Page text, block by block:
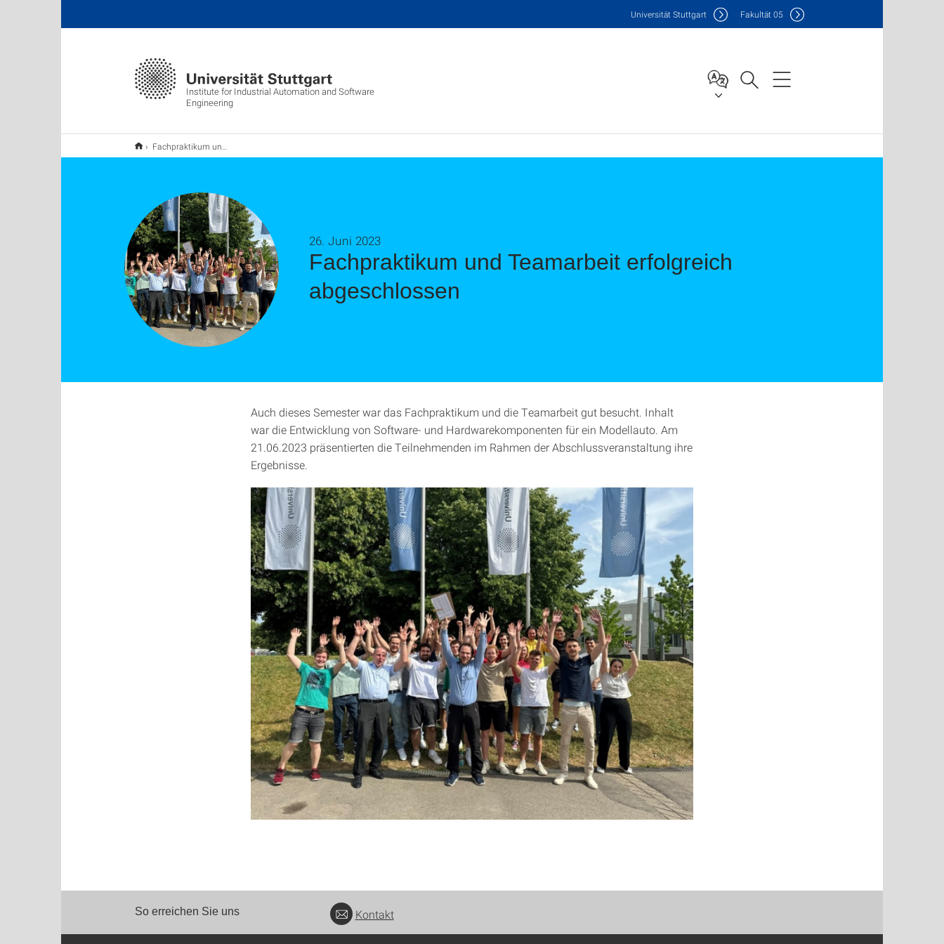
Institute for Industrial Automation and Software
Engineering
Universität Stuttgart Fakultät05
Fachpraktikum und Teamarbeit erfolgreich abgeschlossen
Fachpraktikum und Teamarbeit erfolgreich
abgeschlossen
26. Juni 2023
Auch dieses Semester war das Fachpraktikum und die Teamarbeit gut besucht. Inhalt
war die Entwicklung von Software- und Hardwarekomponenten für ein Modellauto. Am
21.06.2023 präsentierten die Teilnehmenden im Rahmen der Abschlussveranstaltung ihre
Ergebnisse.
So erreichen Sie uns Kontakt